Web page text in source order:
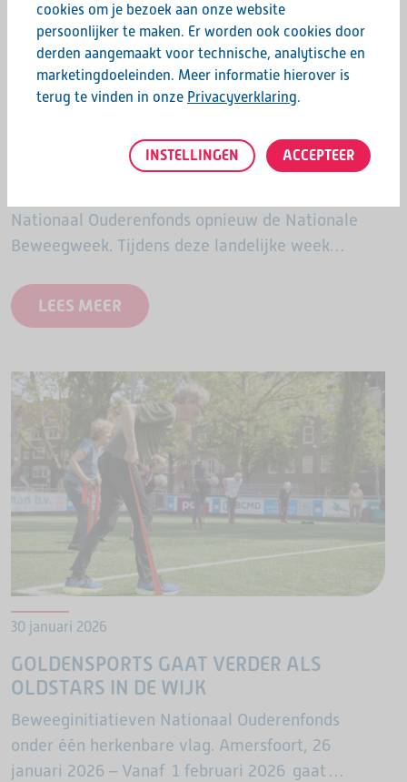
26 maart 2026
DE NATIONALE BEWEEGWEEK KOMT
Nationaal Ouderenfonds opnieuw de Nationale
Beweegweek. Tijdens deze landelijke week
welzijnsorganisaties en andere lokale partijen hun
deuren voor ouderen. Overal in…
LEES MEER
30 januari 2026
GOLDENSPORTS GAAT VERDER ALS
OLDSTARS IN DE WIJK
Beweeginitiatieven Nationaal Ouderenfonds
onder één herkenbare vlag. Amersfoort, 26
januari 2026 – Vanaf 1 februari 2026 gaat
cookies om je bezoek aan onze website
persoonlijker te maken. Er worden ook cookies door
derden aangemaakt voor technische, analytische en
marketingdoeleinden. Meer informatie hierover is
terug te vinden in onze Privacyverklaring.
INSTELLINGEN ACCEPTEER